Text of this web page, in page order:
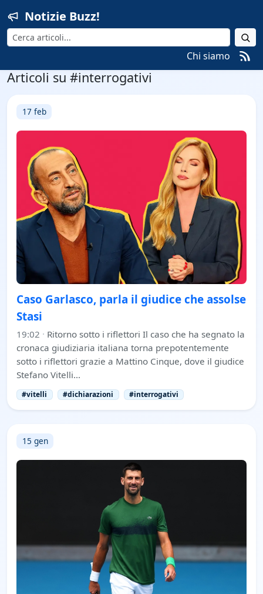
Notizie Buzz!
Cerca
Chi siamo
Articoli su #interrogativi
17 feb
Caso Garlasco, parla il giudice che assolse
Stasi
19:02 · Ritorno sotto i riflettori Il caso che ha segnato la
cronaca giudiziaria italiana torna prepotentemente
sotto i riflettori grazie a Mattino Cinque, dove il giudice
Stefano Vitelli…
#vitelli #dichiarazioni #interrogativi
15 gen